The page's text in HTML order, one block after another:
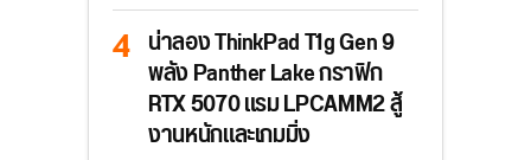
น่าลอง ThinkPad T1g Gen 9
พลัง Panther Lake กราฟิก
RTX 5070 แรม LPCAMM2 สู้
งานหนักและเกมมิ่ง